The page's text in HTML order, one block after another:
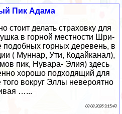
Пик Адама
стоит делать страховку для
в горной местности Шри-
подобных горных деревень, в
( Муннар, Ути, Кодайканал),
пик, Нувара- Элия) здесь
хорошо подходящий для
вокруг Эллы невероятно
…...
03 08 2026 9:15:43